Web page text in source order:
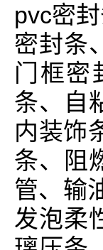
pvc密
密封条
门框密
条、自
内装饰
条、阻
管、输
发泡柔